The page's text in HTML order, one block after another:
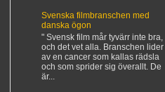
Svenska filmbranschen med
danska ögon
" Svensk film mår tyvärr inte bra,
och det vet alla. Branschen lider
av en cancer som kallas rädsla
och som sprider sig överallt. De
är...